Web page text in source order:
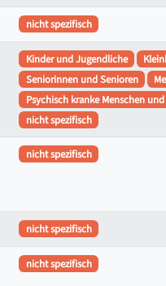
nicht spezifisch
Kinder und Jugendliche
Seniorinnen und Senioren
Psychisch kranke Menschen
nicht spezifisch
nicht spezifisch
nicht spezifisch
nicht spezifisch